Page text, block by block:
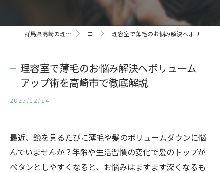
群馬県高崎の理容室ならairyu hair コラム 理容室で薄毛のお悩み解決へボリュームアップ術を高崎市で徹底解説
理容室で薄毛のお悩み解決へボリューム
アップ術を高崎市で徹底解説
2025/12/14
最近、鏡を見るたびに薄毛や髪のボリュームダウンに悩
んでいませんか？年齢や生活習慣の変化で髪のトップが
ペタンとしやすくなると、お悩みはますます深くなるも